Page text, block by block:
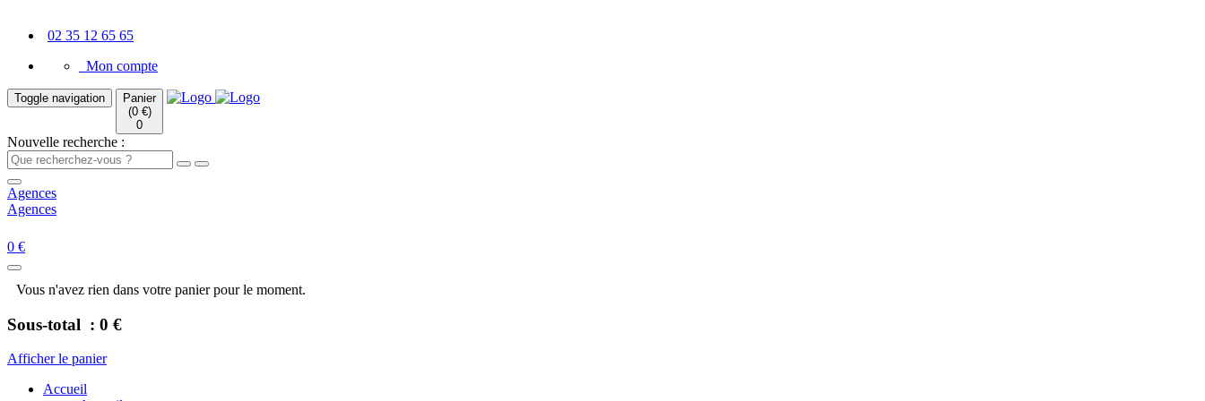
02 35 12 65 65
Mon compte
Toggle navigation
Panier
(0 €)
0
Nouvelle recherche :
Agences
Agences
0 €
Vous n'avez rien dans votre panier pour le moment.
Sous-total : 0 €
Afficher le panier
Accueil